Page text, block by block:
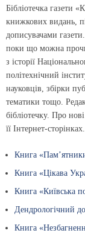
Бібліотечка газети
книжкових видань,
дописувачами
поки що можна
з історії
політехнічний
науковців, збірки
тематики тощо.
бібліотечку. Про
її Інтернет-сторінках.
Книга
Книга «Цікава
Книга «Київська
Дендрологічний
Книга